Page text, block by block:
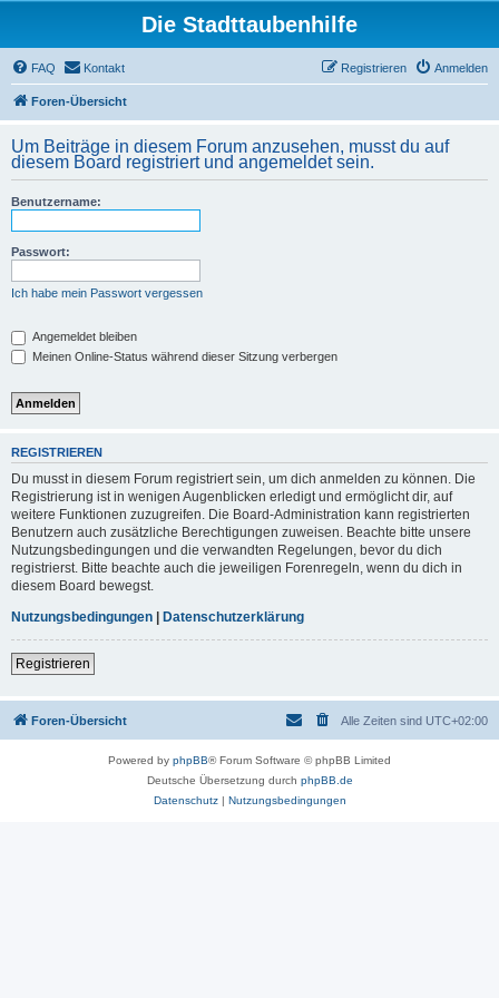
Die Stadttaubenhilfe
FAQ Kontakt Anmelden
Registrieren
Foren-Übersicht
Um Beiträge in diesem Forum anzusehen, musst du auf
diesem Board registriert und angemeldet sein.
Benutzername:
Passwort:
Ich habe mein Passwort vergessen
Angemeldet bleiben
Meinen Online-Status während dieser Sitzung verbergen
REGISTRIEREN
Du musst in diesem Forum registriert sein, um dich anmelden zu können. Die
Registrierung ist in wenigen Augenblicken erledigt und ermöglicht dir, auf
weitere Funktionen zuzugreifen. Die Board-Administration kann registrierten
Benutzern auch zusätzliche Berechtigungen zuweisen. Beachte bitte unsere
Nutzungsbedingungen und die verwandten Regelungen, bevor du dich
registrierst. Bitte beachte auch die jeweiligen Forenregeln, wenn du dich in
diesem Board bewegst.
Nutzungsbedingungen | Datenschutzerklärung
Registrieren
Foren-Übersicht Alle Zeiten sind UTC+02:00
Powered by phpBB® Forum Software © phpBB Limited
Deutsche Übersetzung durch phpBB.de
Datenschutz| Nutzungsbedingungen